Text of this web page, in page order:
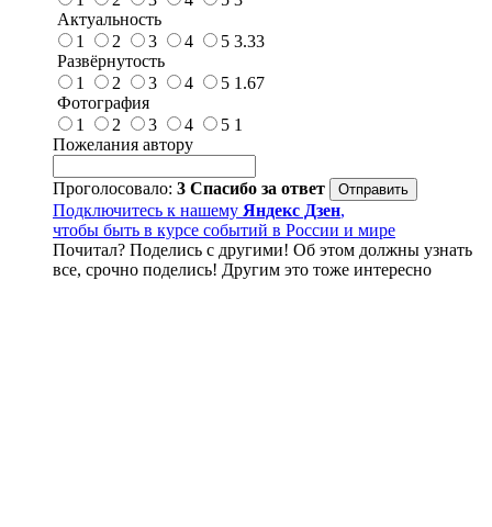
Актуальность
1
2 3 4 5 3.33
Развёрнутость
1
2 3 4 5 1.67
Фотография
1
2 3 4 5 1
Пожелания автору
Проголосовало: 3 Спасибо за ответ
Подключитесь к нашему Яндекс Дзен,
чтобы быть в курсе событий в России и мире
Почитал? Поделись с другими! Об этом должны узнать
все, срочно поделись! Другим это тоже интересно